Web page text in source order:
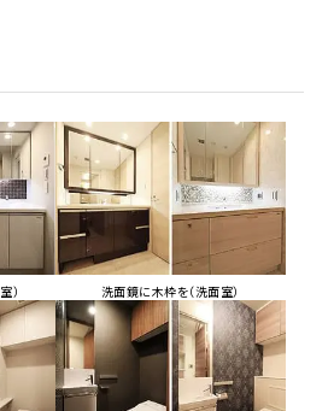
） 洗面鏡に木枠を（洗面室）